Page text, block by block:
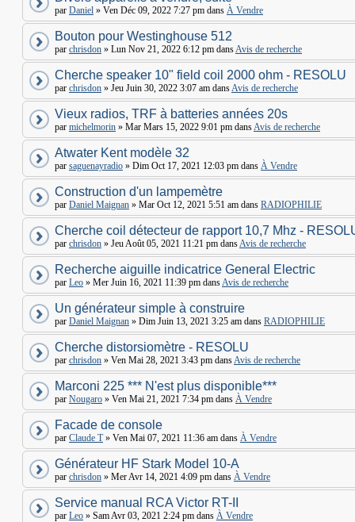
par Daniel » Ven Déc 09, 2022 7:27 pm dans À Vendre
Bouton pour Westinghouse 512
par chrisdon » Lun Nov 21, 2022 6:12 pm dansAvis de recherche
Cherche speaker 10" field coil 2000 ohm - RESOLU
par chrisdon » Jeu Juin 30, 2022 3:07 am dansAvis de recherche
Vieux radios, TRF à batteries années 20s
par michelmorin » Mar Mars 15, 2022 9:01 pm dansAvis de recherche
Atwater Kent modèle 32
par saguenayradio » Dim Oct 17, 2021 12:03 pm dans À Vendre
Construction d'un lampemètre
par Daniel Maignan » Mar Oct 12, 2021 5:51 am dans RADIOPHILIE
Cherche coil détecteur de rapport 10,7 Mhz -
par chrisdon » Jeu Août 05, 2021 11:21 pm dansAvis de recherche
Recherche aiguille indicatrice General Electric
par Leo » Mer Juin 16, 2021 11:39 pm dansAvis de recherche
Un générateur simple à construire
par Daniel Maignan » Dim Juin 13, 2021 3:25 am dans RADIOPHILIE
Cherche distorsiomètre - RESOLU
par chrisdon » Ven Mai 28, 2021 3:43 pm dansAvis de recherche
Marconi 225 *** N'est plus disponible***
par Nougaro » Ven Mai 21, 2021 7:34 pm dans À Vendre
Facade de console
par Claude T» Ven Mai 07, 2021 11:36 am dans À Vendre
Générateur HF Stark Model 10-A
par chrisdon » Mer Avr 14, 2021 4:09 pm dans À Vendre
Service manual RCA Victor RT-II
par Leo » Sam Avr 03, 2021 2:24 pm dans À Vendre